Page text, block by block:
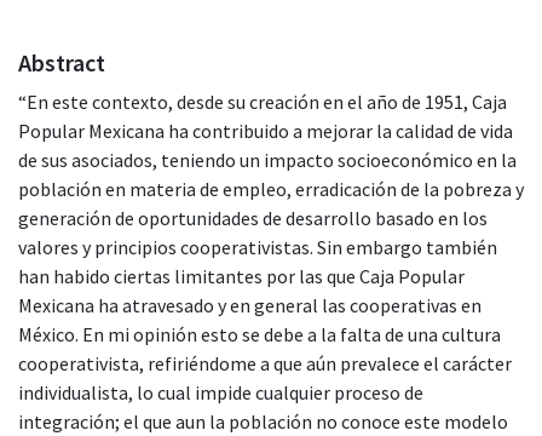
Abstract
“En este contexto, desde su creación en el año de 1951, Caja
Popular Mexicana ha contribuido a mejorar la calidad de vida
de sus asociados, teniendo un impacto socioeconómico en la
población en materia de empleo, erradicación de la pobreza y
generación de oportunidades de desarrollo basado en los
valores y principios cooperativistas. Sin embargo también
han habido ciertas limitantes por las que Caja Popular
Mexicana ha atravesado y en general las cooperativas en
México. En mi opinión esto se debe a la falta de una cultura
cooperativista, refiriéndome a que aún prevalece el carácter
individualista, lo cual impide cualquier proceso de
integración; el que aun la población no conoce este modelo